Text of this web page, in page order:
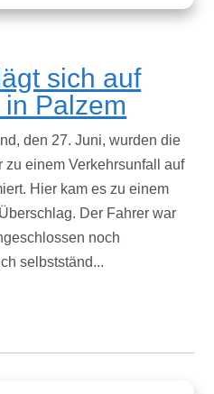
sich auf
Palzem
den 27. Juni, wurden die
zu einem Verkehrsunfall auf
Hier kam es zu einem
Der Fahrer war
noch
selbstständ...